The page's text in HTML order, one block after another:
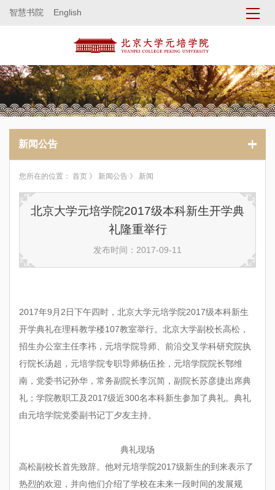
智慧书院 English
新闻公告
您所在的位置： 首页 》 新闻公告 》 新闻
北京大学元培学院2017级本科新生开学典
礼隆重举行
发布时间：2017-09-11
2017年9 月 2日下午四时，北京大学元培学院2017级本科新生
开学典礼在理科教学楼107教室举行。北京大学副校长高松，
招生办公室主任李祎，元培学院导师、前沿交叉学科研究院执
行院长汤超，元培学院专职导师杨伍拴，元培学院院长鄂维
南，党委书记孙华，常务副院长李沉简，副院长苏彦捷出席典
礼；学院教职工及2017级近300名本科新生参加了典礼。典礼
由元培学院党委副书记丁夕友主持。
典礼现场
高松副校长首先致辞。他对元培学院2017级新生的到来表示了
热烈的欢迎，并向他们介绍了学校在未来一段时间的发展规